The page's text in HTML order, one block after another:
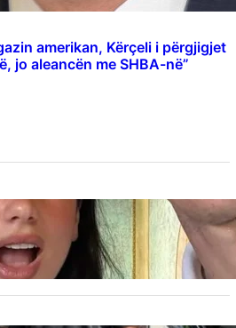
amerikan, Kërçeli i përgjigjet
jo aleancën me SHBA-në”
rrëfen atmosferën në dasmën e
“Një event gjigant me emra